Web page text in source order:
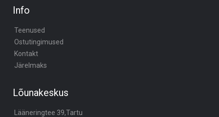
Info
Teenused
Ostutingimused
Kontakt
Järelmaks
Lõunakeskus
Lääneringtee 39,Tartu